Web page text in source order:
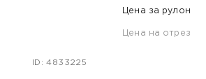
Цена за рулон
Цена на отрез
ID: 4833225